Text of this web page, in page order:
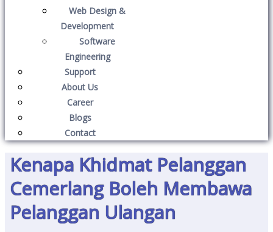
Web Design &
Development
Software
Engineering
Support
About Us
Career
Blogs
Contact
Kenapa Khidmat Pelanggan
Cemerlang Boleh Membawa
Pelanggan Ulangan